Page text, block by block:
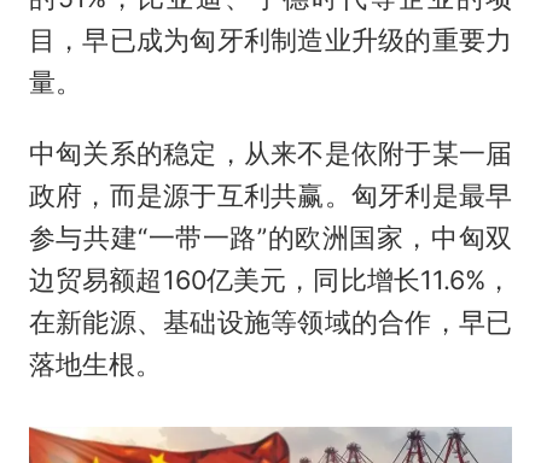
目，早已成为匈牙利制造业升级的重要力
量。
中匈关系的稳定，从来不是依附于某一届
政府，而是源于互利共赢。匈牙利是最早
参与共建“一带一路”的欧洲国家，中匈双
边贸易额超160亿美元，同比增长11.6%，
在新能源、基础设施等领域的合作，早已
落地生根。